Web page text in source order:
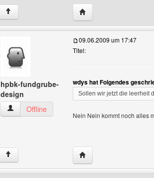
↑ Website dieses
hpbk-fundgrube-
design
hpbk-fundgrube-design Benutzer-Profile
Offline
09.06.2009 um 17:47
Titel:
wdys hat Folgendes
Sollen wir jetzt die leerheit
Nein Nein kommt noch alles
↑ Website dieses